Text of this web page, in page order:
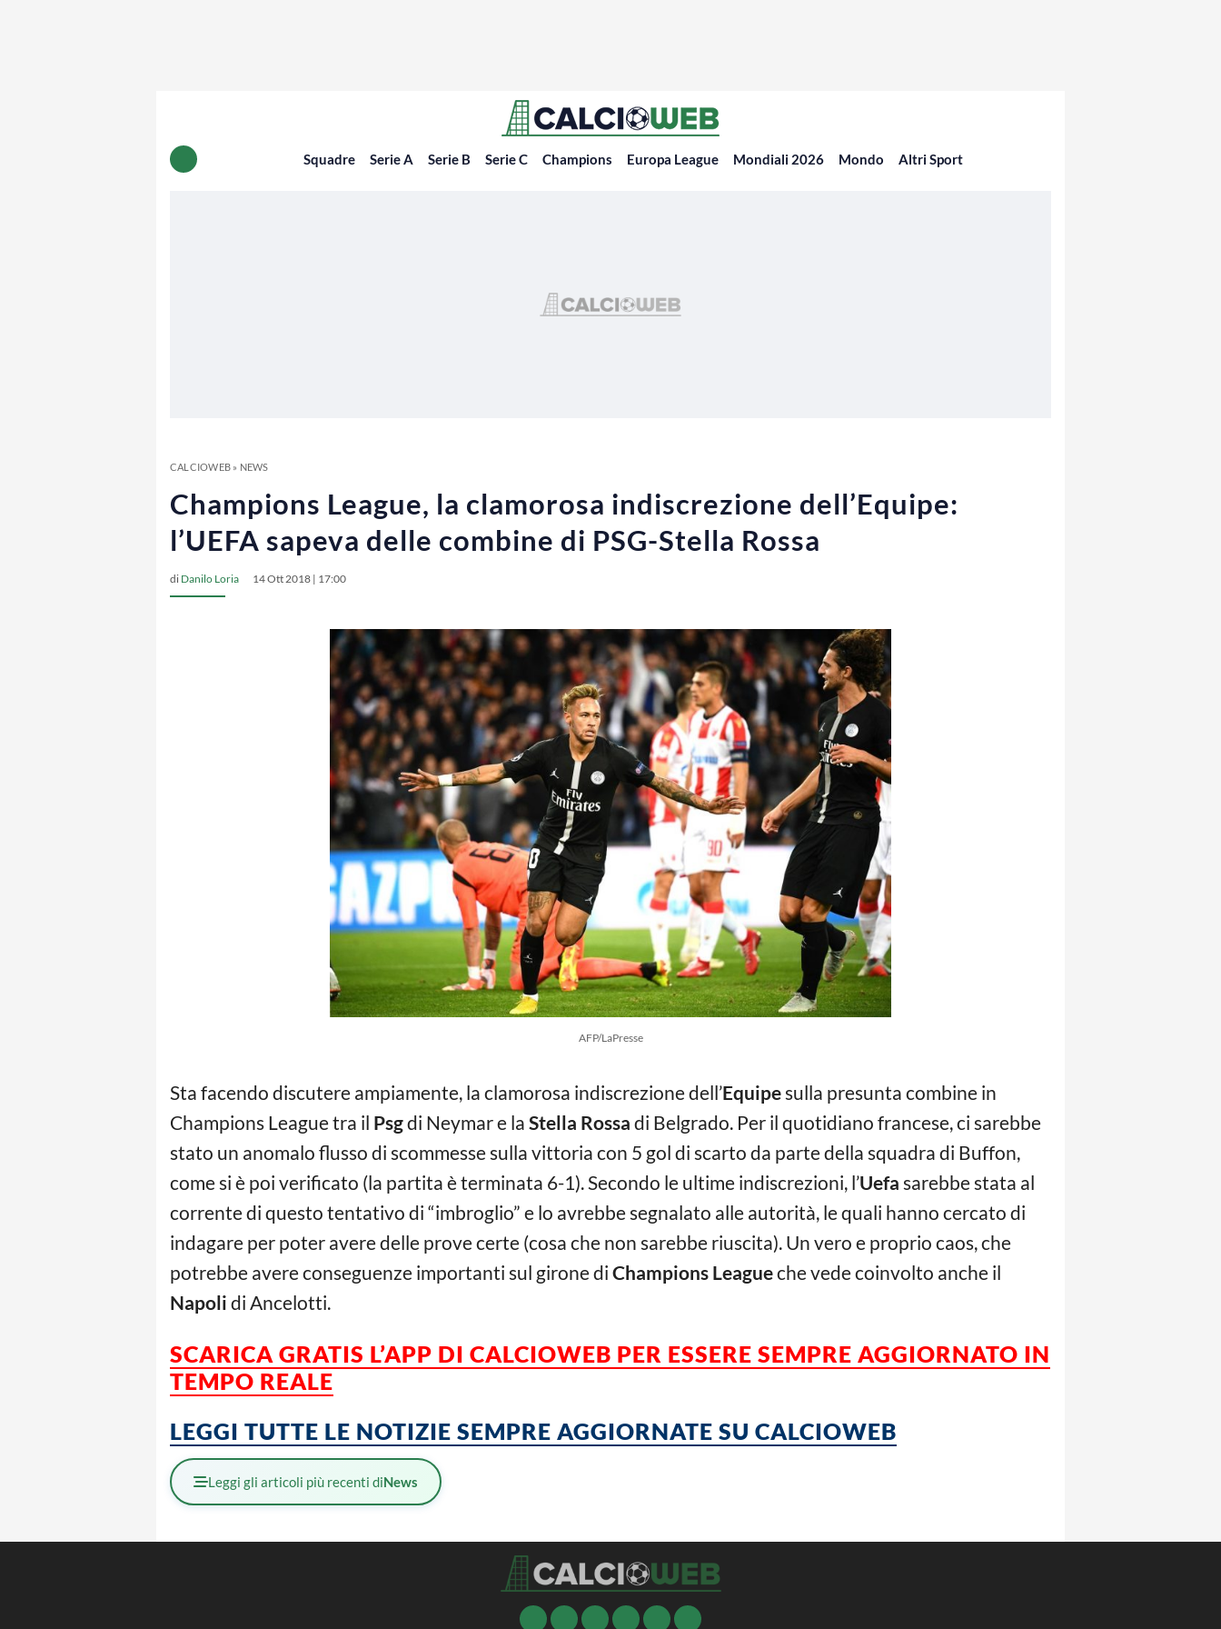
Squadre Serie A Serie B Serie C Champions Europa League Mondiali 2026 Mondo Altri Sport
CALCIOWEB» NEWS
Champions League, la clamorosa indiscrezione dell’Equipe:
l’UEFA sapeva delle combine di PSG-Stella Rossa
di Danilo Loria 14 Ott 2018 | 17:00
AFP/LaPresse
Sta facendo discutere ampiamente, la clamorosa indiscrezione dell’Equipesulla presunta combine in
Champions League tra il Psgdi Neymar e la Stella Rossa di Belgrado. Per il quotidiano francese, ci sarebbe
stato un anomalo flusso di scommesse sulla vittoria con 5 gol di scarto da parte della squadra di Buffon,
come si è poi verificato (la partita è terminata 6-1). Secondo le ultime indiscrezioni, l’Uefa sarebbe stata al
corrente di questo tentativo di “imbroglio” e lo avrebbe segnalato alle autorità, le quali hanno cercato di
indagare per poter avere delle prove certe (cosa che non sarebbe riuscita). Un vero e proprio caos, che
potrebbe avere conseguenze importanti sul girone di Champions Leagueche vede coinvolto anche il
Napoli di Ancelotti.
SCARICA GRATIS L’APP DI CALCIOWEB PER ESSERE SEMPRE AGGIORNATO IN
TEMPO REALE
LEGGI TUTTE LE NOTIZIE SEMPRE AGGIORNATE SU CALCIOWEB
Leggi gli articoli più recenti diNews